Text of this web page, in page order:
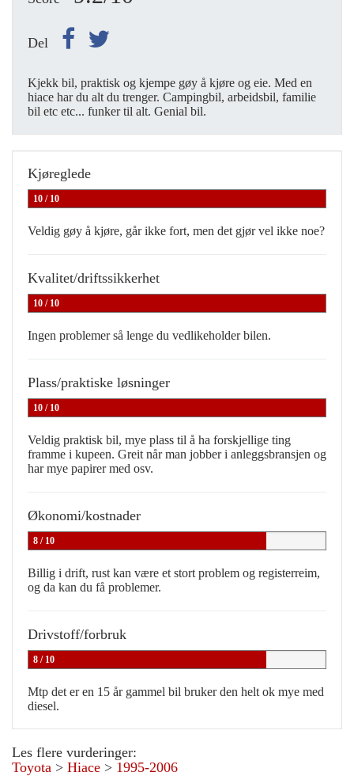
Del
Kjekk bil, praktisk og kjempe gøy å kjøre og eie. Med en
hiace har du alt du trenger. Campingbil, arbeidsbil, familie
bil etc etc... funker til alt. Genial bil.
Kjøreglede
10 / 10
Veldig gøy å kjøre, går ikke fort, men det gjør vel ikke noe?
Kvalitet/driftssikkerhet
10 / 10
Ingen problemer så lenge du vedlikeholder bilen.
Plass/praktiske løsninger
10 / 10
Veldig praktisk bil, mye plass til å ha forskjellige ting
framme i kupeen. Greit når man jobber i anleggsbransjen og
har mye papirer med osv.
Økonomi/kostnader
8 / 10
Billig i drift, rust kan være et stort problem og registerreim,
og da kan du få problemer.
Drivstoff/forbruk
8 / 10
Mtp det er en 15 år gammel bil bruker den helt ok mye med
diesel.
Les flere vurderinger:
Toyota > Hiace > 1995-2006